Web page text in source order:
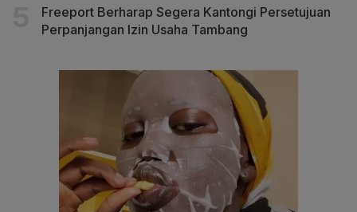
Freeport Berharap Segera Kantongi Persetujuan
Perpanjangan Izin Usaha Tambang